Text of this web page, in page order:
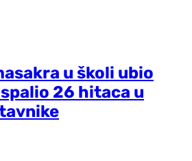
u školi ubio
26 hitaca u